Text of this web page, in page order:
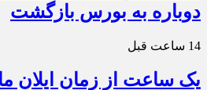
دوباره به بورس بازگشت
14 ساعت قبل